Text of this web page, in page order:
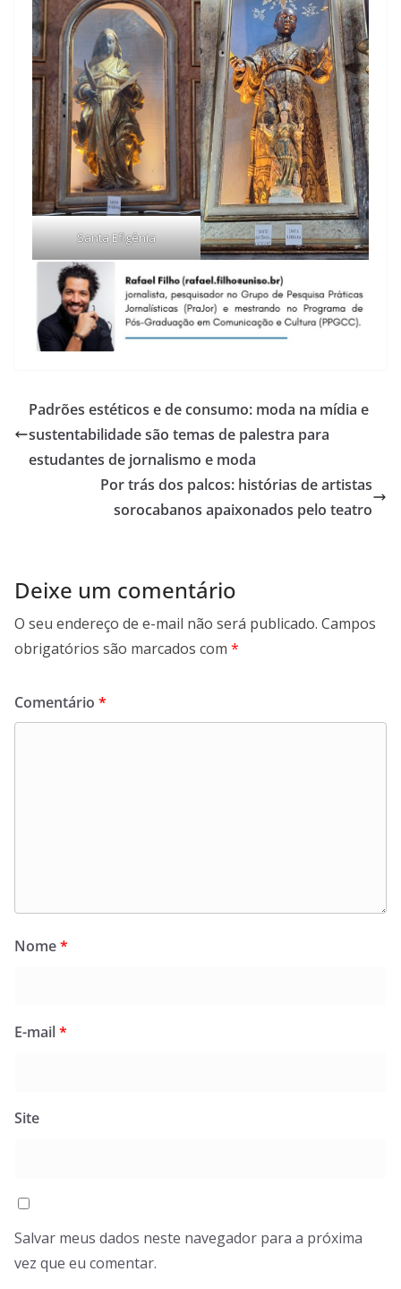
Santa Efigênia
Padrões estéticos e de consumo: moda na mídia e
sustentabilidade são temas de palestra para
estudantes de jornalismo e moda
Por trás dos palcos: histórias de artistas
sorocabanos apaixonados pelo teatro
Deixe um comentário
O seu endereço de e-mail não será publicado. Campos
obrigatórios são marcados com *
Comentário *
Nome*
E-mail*
Site
Salvar meus dados neste navegador para a próxima
vez que eu comentar.